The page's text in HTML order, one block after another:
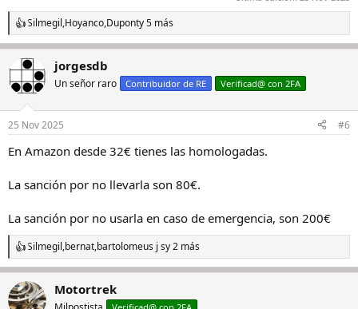
R
e
c
c
i
e
:
Silmegil,Hoyanco,Duponty 5 más
jorgesdb
Un señor raro Contribuidor de RE Verificad@ con 2FA
25 Nov 2025 #6
En Amazon desde 32€ tienes las homologadas.
La sanción por no llevarla son 80€.
La sanción por no usarla en caso de emergencia, son 200€
R
e
a
c
c
Silmegil,bernat,bartolomeus j sy 2 más
Motortrek
Verificad@ con 2FA